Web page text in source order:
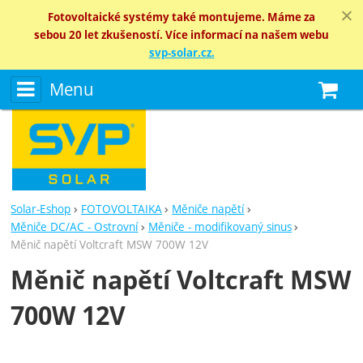
Fotovoltaické systémy také montujeme. Máme za
sebou 20 let zkušeností. Více informací na našem webu
svp-solar.cz.
Menu
Solar-Eshop FOTOVOLTAIKA
Měniče napětí
Měniče DC/AC - Ostrovní
Měniče - modifikovaný sinus
Měnič napětí Voltcraft MSW 700W 12V
Měnič napětí Voltcraft MSW
700W 12V